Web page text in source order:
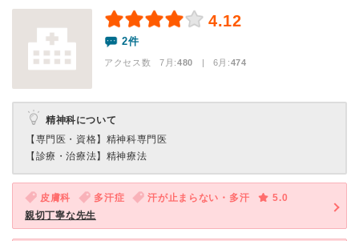
4.12
2件
アクセス数 7月:480 | 6月:474
精神科について
【専門医・資格】 精神科専門医
【診療・治療法】 精神療法
皮膚科 多汗症 汗が止まらない・多汗
5.0
親切丁寧な先生